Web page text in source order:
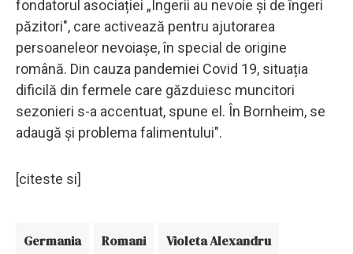
fondatorul asociației „Îngerii au nevoie și de îngeri
păzitori", care activează pentru ajutorarea
persoaneleor nevoiașe, în special de origine
română. Din cauza pandemiei Covid 19, situația
dificilă din fermele care găzduiesc muncitori
sezonieri s-a accentuat, spune el. În Bornheim, se
adaugă şi problema falimentului".
[citeste si]
Germania Romani Violeta Alexandru